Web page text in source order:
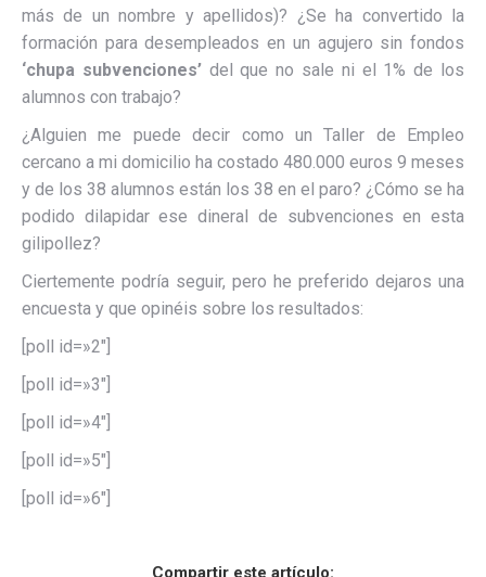
más de un nombre y apellidos)? ¿Se ha convertido la
formación para desempleados en un agujero sin fondos
‘chupa subvenciones’del que no sale ni el 1% de los
alumnos con trabajo?
¿Alguien me puede decir como un Taller de Empleo
cercano a mi domicilio ha costado 480.000 euros 9 meses
y de los 38 alumnos están los 38 en el paro? ¿Cómo se ha
podido dilapidar ese dineral de subvenciones en esta
gilipollez?
Ciertemente podría seguir, pero he preferido dejaros una
encuesta y que opinéis sobre los resultados:
[poll id=»2″]
[poll id=»3″]
[poll id=»4″]
[poll id=»5″]
[poll id=»6″]
Compartir este artículo: